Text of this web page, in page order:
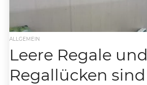
ALLGEMEIN
Leere Regale und
Regallücken sind